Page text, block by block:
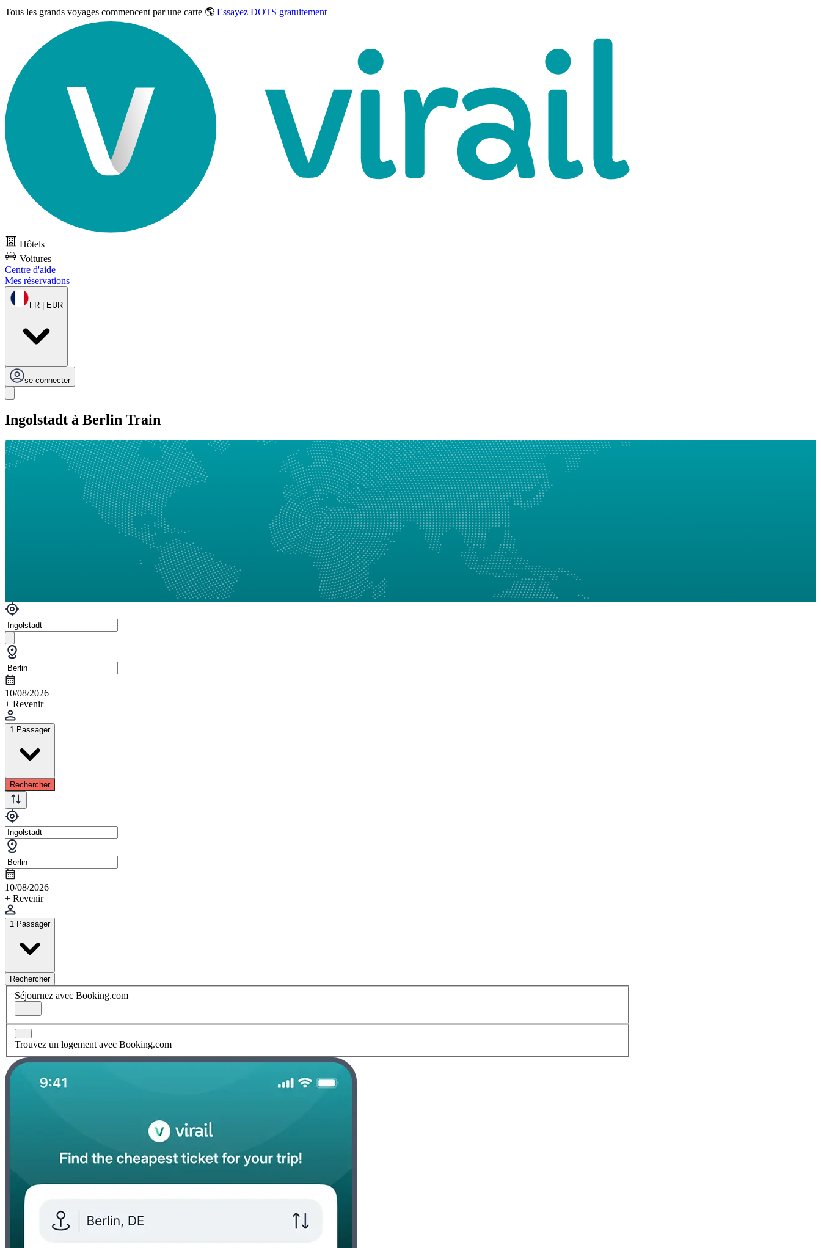
Tous les grands voyages commencent par une carte 🌎 Essayez DOTS gratuitement
Hôtels
Voitures
Centre d'aide
Mes réservations
FR | EUR
se connecter
Ingolstadt à Berlin Train
10/08/2026
+ Revenir
1 Passager
Rechercher
10/08/2026
+ Revenir
1 Passager
Rechercher
Séjournez avec Booking.com
Trouvez un logement avec Booking.com